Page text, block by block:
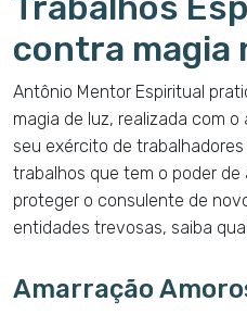
contra magia
Antônio Mentor Espiritual
magia de luz, realizada com o
seu exército de
trabalhos que tem o poder de
proteger o consulente de
entidades trevosas, saiba
Amarração